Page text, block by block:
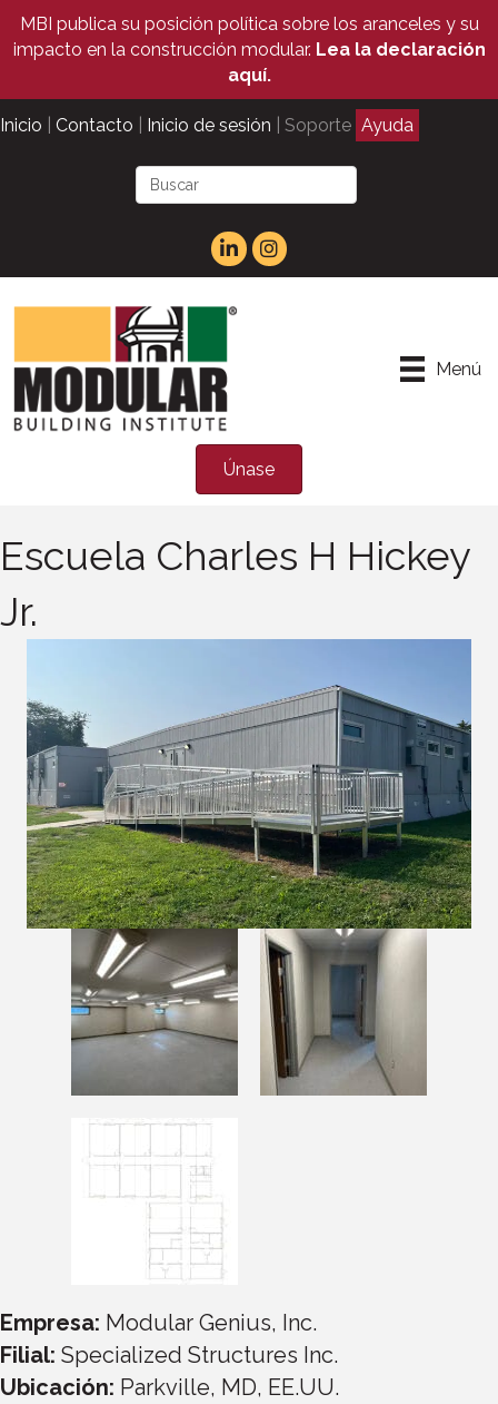
MBI publica su posición política sobre los aranceles y su
impacto en la construcción modular. Lea la declaración
aquí.
Inicio Contacto Inicio de sesión | Soporte Ayuda
Menú
Únase
Escuela Charles H Hickey
Jr.
Empresa: Modular Genius, Inc.
Filial: Specialized Structures Inc.
Ubicación: Parkville, MD, EE.UU.